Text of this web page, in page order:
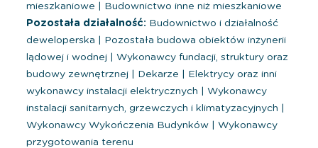
mieszkaniowe
Budownictwo inne niż mieszkaniowe
Pozostała działalność: Budownictwo i działalność
deweloperska
Pozostała budowa obiektów inżynerii
lądowej i wodnej
Wykonawcy fundacji, struktury oraz
budowy zewnętrznej
Dekarze
Elektrycy oraz inni
wykonawcy instalacji elektrycznych
Wykonawcy
instalacji sanitarnych, grzewczych i klimatyzacyjnych
Wykonawcy Wykończenia Budynków
Wykonawcy
przygotowania terenu